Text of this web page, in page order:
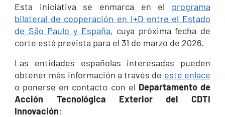
Esta iniciativa se enmarca en el programa
bilateral de cooperación en I+D entre el Estado
de São Paulo y España, cuya próxima fecha de
corte está prevista para el 31 de marzo de 2026.
Las entidades españolas interesadas pueden
obtener más información a través de este enlace
o ponerse en contacto con el Departamento de
Acción Tecnológica Exterior del CDTI
Innovación: